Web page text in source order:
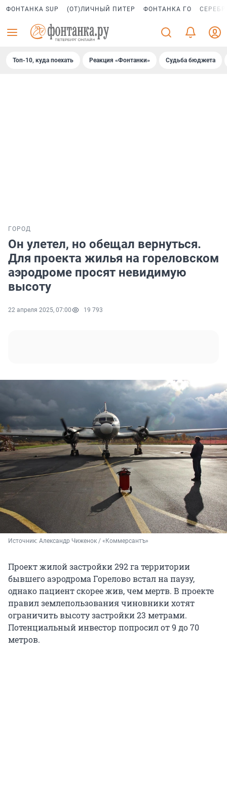
ФОНТАНКА SUP (ОТ)ЛИЧНЫЙ ПИТЕР ФОНТАНКА ГО
Топ-10, куда поехать Реакция «Фонтанки» Судьба бюджета
ГОРОД
Он улетел, но обещал вернуться.
Для проекта жилья на гореловском
аэродроме просят невидимую
высоту
22 апреля 2025, 07:00 19 793
Источник: Александр Чиженок / «Коммерсантъ»
Проект жилой застройки 292 га территории
бывшего аэродрома Горелово встал на паузу,
однако пациент скорее жив, чем мертв. В проекте
правил землепользования чиновники хотят
ограничить высоту застройки 23 метрами.
Потенциальный инвестор попросил от 9 до 70
метров.